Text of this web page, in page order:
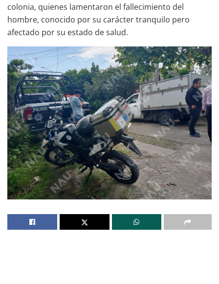
colonia, quienes lamentaron el fallecimiento del
hombre, conocido por su carácter tranquilo pero
afectado por su estado de salud.